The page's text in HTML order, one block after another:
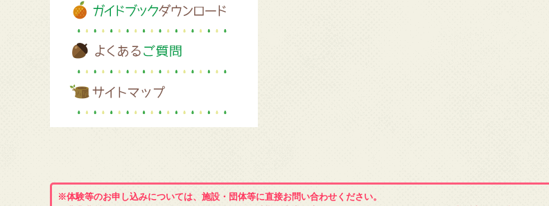
※体験等のお申し込みについては、施設・団体等に直接お問い合わせください。